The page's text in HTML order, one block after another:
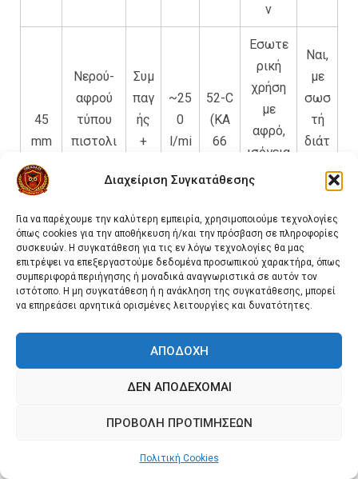
Διαχείριση Συγκατάθεσης
Για να παρέχουμε την καλύτερη εμπειρία, χρησιμοποιούμε τεχνολογίες
όπως cookies για την αποθήκευση ή/και την πρόσβαση σε πληροφορίες
συσκευών. Η συγκατάθεση για τις εν λόγω τεχνολογίες θα μας
επιτρέψει να επεξεργαστούμε δεδομένα προσωπικού χαρακτήρα, όπως
συμπεριφορά περιήγησης ή μοναδικά αναγνωριστικά σε αυτόν τον
ιστότοπο. Η μη συγκατάθεση ή η ανάκληση της συγκατάθεσης, μπορεί
να επηρεάσει αρνητικά ορισμένες λειτουργίες και δυνατότητες.
ΑΠΟΔΟΧΉ
ΔΕΝ ΑΠΟΔΈΧΟΜΑΙ
ΠΡΟΒΟΛΉ ΠΡΟΤΙΜΉΣΕΩΝ
Πολιτική Cookies
ν
45
mm
Νερού-
αφρού
τύπου
πιστολι
(PN16)
Συμ
παγ
ής
+
ρός
~25
0
l/mi
52-C
(KA
66
Εσωτε
ρική
χρήση
με
αφρό,
ισόγεια
α
Ναι,
με
σωσ
τή
διάτ
αφρ
Χαμηλής
Συμ
παγ
Δια
σπ
~40
600
l/mi
n
STO
81
Αμυντι
κή
βολή,
Υπό
θέσ